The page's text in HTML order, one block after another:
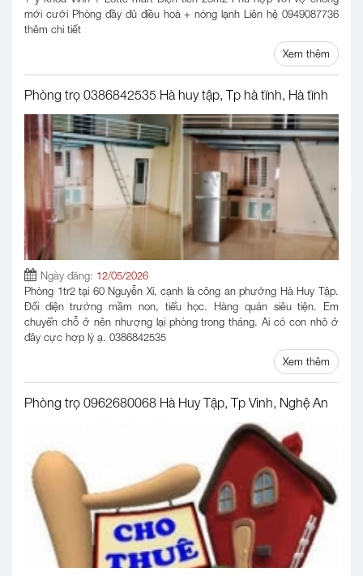
mới cưới Phòng đầy đủ điều hoà + nóng lạnh Liên hệ 0949087736
thêm chi tiết
Xem thêm
Phòng trọ 0386842535 Hà huy tập, Tp hà tĩnh, Hà tĩnh
Ngày đăng: 12/05/2026
Phòng 1tr2 tại 60 Nguyễn Xí, cạnh là công an phường Hà Huy Tập.
Đối diện trường mầm non, tiểu học. Hàng quán siêu tiện. Em
chuyển chỗ ở nên nhượng lại phòng trong tháng. Ai có con nhỏ ở
đây cực hợp lý ạ. 0386842535
Xem thêm
Phòng trọ 0962680068 Hà Huy Tập, Tp Vinh, Nghệ An